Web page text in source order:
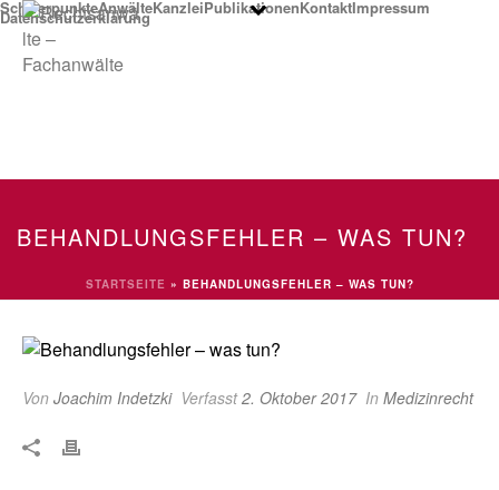
SchwerpunkteAnwälteKanzleiPublikationenKontaktImpressum
Datenschutzerklärung
BEHANDLUNGSFEHLER – WAS TUN?
STARTSEITE » BEHANDLUNGSFEHLER – WAS TUN?
Von Joachim Indetzki Verfasst2. Oktober 2017 In Medizinrecht